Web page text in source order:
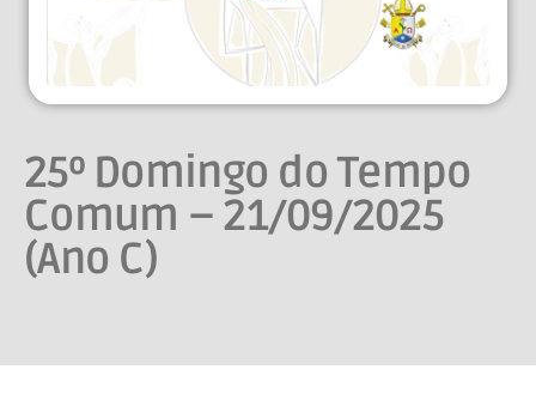
25º Domingo do Tempo
Comum – 21/09/2025
(Ano C)